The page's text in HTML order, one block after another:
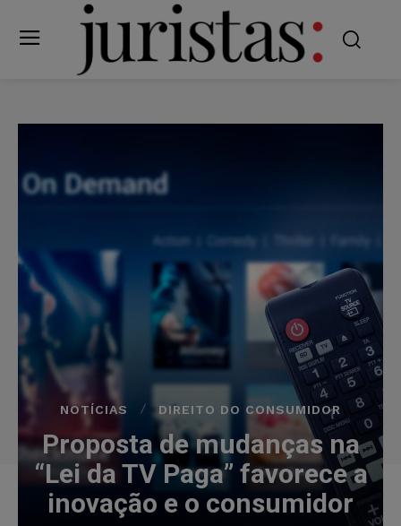
NOTÍCIAS DIREITO DO CONSUMIDOR
Proposta de mudanças na
“Lei da TV Paga” favorece a
inovação e o consumidor